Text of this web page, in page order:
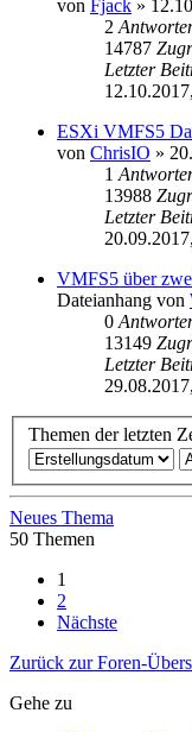
von Fjack »
2
14787
Letzter
ESXi VMFS5
von ChrisIO »
1
13988
Letzter
VMFS5 über
Dateianhang von
0
13149
Letzter
Themen der letzten
Neues Thema
50 Themen
1
2
Nächste
Zurück zur Foren-
Gehe zu